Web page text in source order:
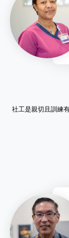
社工是親切且訓練